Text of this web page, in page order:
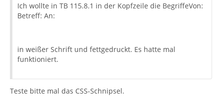
Ich wollte in TB 115.8.1 in der Kopfzeile die BegriffeVon:
Betreff: An:
in weißer Schrift und fettgedruckt. Es hatte mal
funktioniert.
Teste bitte mal das CSS-Schnipsel.